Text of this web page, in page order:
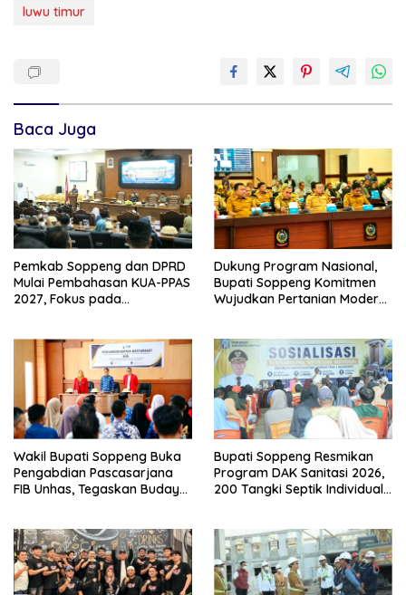
luwu timur
Baca Juga
Pemkab Soppeng dan DPRD
Mulai Pembahasan KUA-PPAS
2027, Fokus pada
Dukung Program Nasional,
Bupati Soppeng Komitmen
Wujudkan Pertanian Modern
Wakil Bupati Soppeng Buka
Pengabdian Pascasarjana
FIB Unhas, Tegaskan Budaya
Bupati Soppeng Resmikan
Program DAK Sanitasi 2026,
200 Tangki Septik Individual